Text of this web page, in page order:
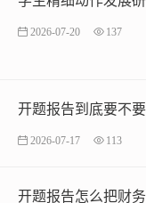
2026-07-20 137
开题报告到底要不
2026-07-17 113
开题报告怎么把财